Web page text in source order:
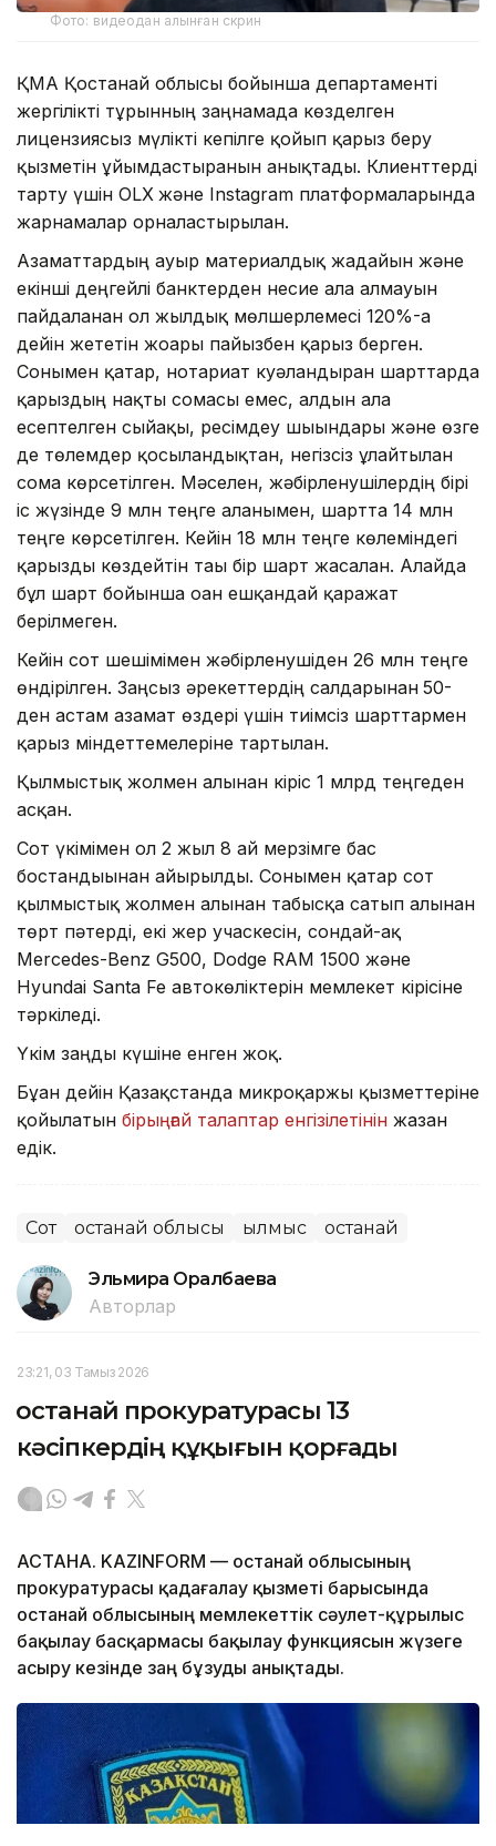
Фото: видеодан алынған скрин
ҚМА Қостанай облысы бойынша департаменті
жергілікті тұрғынның заңнамада көзделген
лицензиясыз мүлікті кепілге қойып қарыз беру
қызметін ұйымдастырғанын анықтады. Клиенттерді
тарту үшін OLX және Instagram платформаларында
жарнамалар орналастырылған.
Азаматтардың ауыр материалдық жағдайын және
екінші деңгейлі банктерден несие ала алмауын
пайдаланған ол жылдық мөлшерлемесі 120%-ға
дейін жететін жоғары пайызбен қарыз берген.
Сонымен қатар, нотариат куәландырған шарттарда
қарыздың нақты сомасы емес, алдын ала
есептелген сыйақы, ресімдеу шығындары және өзге
де төлемдер қосылғандықтан, негізсіз ұлғайтылған
сома көрсетілген. Мәселен, жәбірленушілердің бірі
іс жүзінде 9 млн теңге алғанымен, шартта 14 млн
теңге көрсетілген. Кейін 18 млн теңге көлеміндегі
қарызды көздейтін тағы бір шарт жасалған. Алайда
бұл шарт бойынша оған ешқандай қаражат
берілмеген.
Кейін сот шешімімен жәбірленушіден 26 млн теңге
өндірілген. Заңсыз әрекеттердің салдарынан 50-
ден астам азамат өздері үшін тиімсіз шарттармен
қарыз міндеттемелеріне тартылған.
Қылмыстық жолмен алынған кіріс 1 млрд теңгеден
асқан.
Сот үкімімен ол 2 жыл 8 ай мерзімге бас
бостандығынан айырылды. Сонымен қатар сот
қылмыстық жолмен алынған табысқа сатып алынған
төрт пәтерді, екі жер учаскесін, сондай-ақ
Mercedes-Benz G500, Dodge RAM 1500 және
Hyundai Santa Fe автокөліктерін мемлекет кірісіне
тәркіледі.
Үкім заңды күшіне енген жоқ.
Бұған дейін Қазақстанда микроқаржы қызметтеріне
қойылатын бірыңғай талаптар енгізілетінін жазған
едік.
Сот Қостанай облысы Қылмыс Қостанай
Эльмира Оралбаева
Авторлар
23:21, 03 Тамыз 2026
Қостанай прокуратурасы 13
кәсіпкердің құқығын қорғады
АСТАНА. KAZINFORM — Қостанай облысының
прокуратурасы қадағалау қызметі барысында
Қостанай облысының мемлекеттік сәулет-құрылыс
бақылау басқармасы бақылау функциясын жүзеге
асыру кезінде заң бұзуды анықтады.